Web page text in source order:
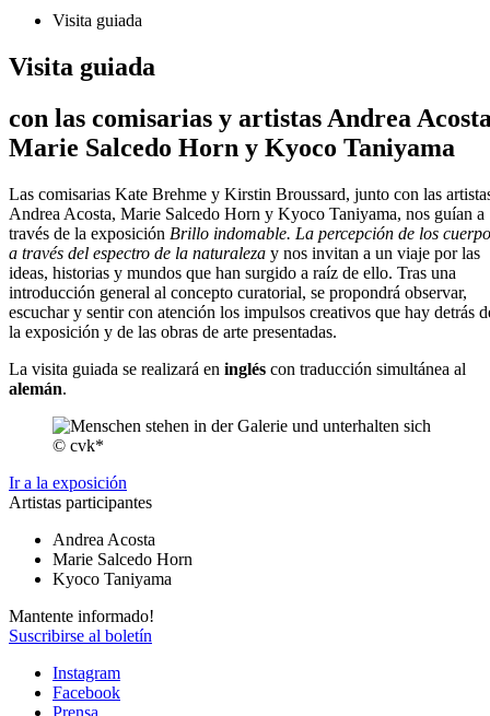
Visita guiada
Visita guiada
con las comisarias y artistas Andrea
Marie Salcedo Horn y Kyoco Taniyama
Las comisarias Kate Brehme y Kirstin Broussard, junto con las
Andrea Acosta, Marie Salcedo Horn y Kyoco Taniyama, nos guían a
través de la exposición Brillo indomable. La percepción de los
a través del espectro de la naturaleza y nos invitan a un viaje por las
ideas, historias y mundos que han surgido a raíz de ello. Tras una
introducción general al concepto curatorial, se propondrá observar,
escuchar y sentir con atención los impulsos creativos que hay detrás
la exposición y de las obras de arte presentadas.
La visita guiada se realizará en inglés con traducción simultánea al
alemán.
© cvk*
Ir a la exposición
Artistas participantes
Andrea Acosta
Marie Salcedo Horn
Kyoco Taniyama
Mantente informado!
Suscribirse al boletín
Instagram
Facebook
Prensa